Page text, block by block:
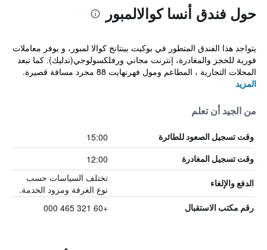
حول فندق أنسا كوالالمبور
يتواجد هذا الفندق المتطور في بوكيت بينتانج كوالا لمبور، و يوفر معاملات
فورية للحجز والمغادرة، إنترنت مجاني ورفلكسولوجي(تدليك). كما تبعد
المحلات التجارية ، المطاعم ومول فهرنهايت 88 مجرد مسافة قصيرة.
المزيد
من الجيد أن تعلم
وقت تسجيل الصعود للطائرة 15:00
وقت تسجيل المغادرة 12:00
الدفع والإلغاء
تختلف السياسات حسب
نوع الغرفة ومزود الخدمة.
رقم مكتب الاستقبال +60 321 465 000